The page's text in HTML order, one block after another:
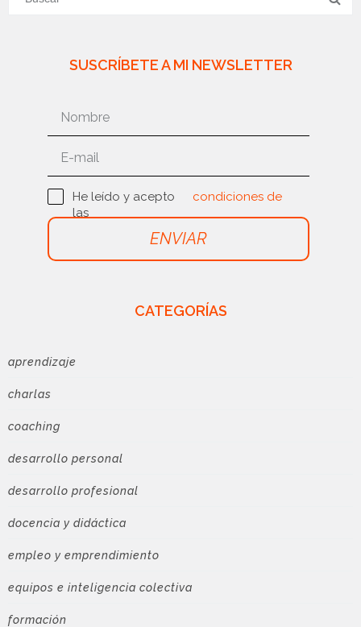
SUSCRÍBETE A MI NEWSLETTER
ENVIAR
He leído y acepto
las
condiciones de
uso
CATEGORÍAS
aprendizaje
charlas
coaching
desarrollo personal
desarrollo profesional
docencia y didáctica
empleo y emprendimiento
equipos e inteligencia colectiva
formación